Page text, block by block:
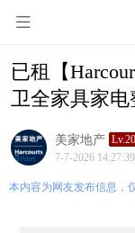
已租【
卫全家具家电
美家地产
7-7-2026 14:27:39
本内容为网友发布信息，